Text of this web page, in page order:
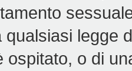
qualsiasi legge
ospitato, o di